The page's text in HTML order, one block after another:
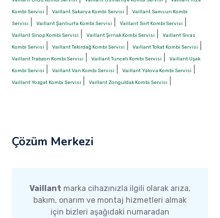
Kombi Servisi
Vaillant Sakarya Kombi Servisi
Vaillant Samsun Kombi
Servisi
Vaillant Şanlıurfa Kombi Servisi Vaillant Siirt Kombi Servisi
Vaillant Sinop Kombi Servisi Vaillant Şırnak Kombi Servisi
Vaillant Sivas
Kombi Servisi
Vaillant Tekirdağ Kombi Servisi Vaillant Tokat Kombi Servisi
Vaillant Trabzon Kombi Servisi Vaillant Tunceli Kombi Servisi
Vaillant Uşak
Kombi Servisi
Vaillant Van Kombi Servisi Vaillant Yalova Kombi Servisi
Vaillant Yozgat Kombi Servisi Vaillant Zonguldak Kombi Servisi
Çözüm Merkezi
Vaillant marka cihazınızla ilgili olarak arıza,
bakım, onarım ve montaj hizmetleri almak
için bizleri aşağıdaki numaradan